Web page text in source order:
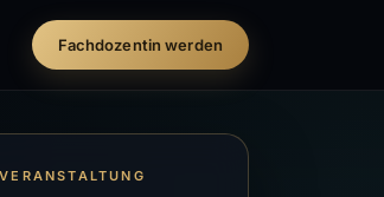
Fachdozentin werden